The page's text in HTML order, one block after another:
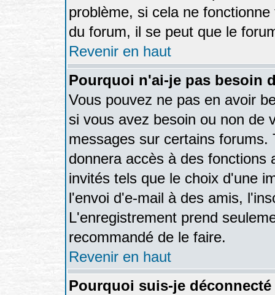
problème, si cela ne
du forum, il se peut que le
Revenir en haut
Pourquoi n'ai-je pas besoin
Vous pouvez ne pas en avoir
si vous avez besoin ou non de
messages sur certains
donnera accès à des fonctions
invités tels que le choix d'une
l'envoi d'e-mail à des amis,
L'enregistrement prend
recommandé de le faire.
Revenir en haut
Pourquoi suis-je